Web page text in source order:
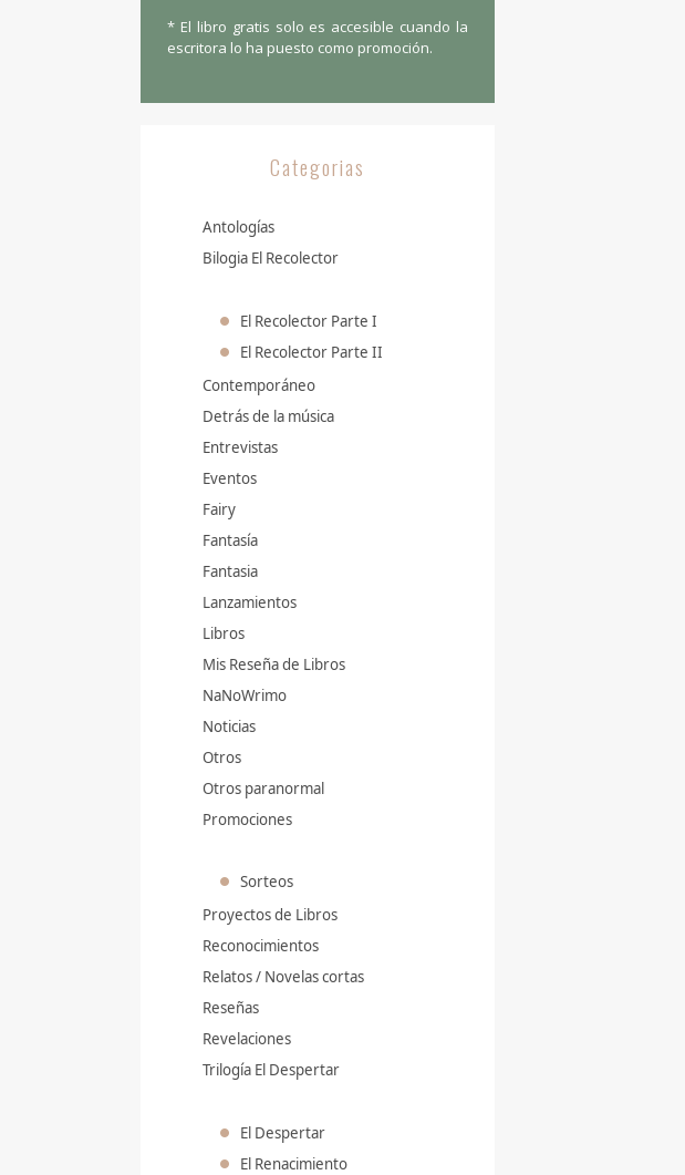
* El libro gratis solo es accesible cuando la
escritora lo ha puesto como promoción.
Categorias
Antologías
Bilogia El Recolector
El Recolector Parte I
El Recolector Parte II
Contemporáneo
Detrás de la música
Entrevistas
Eventos
Fairy
Fantasía
Fantasia
Lanzamientos
Libros
Mis Reseña de Libros
NaNoWrimo
Noticias
Otros
Otros paranormal
Promociones
Sorteos
Proyectos de Libros
Reconocimientos
Relatos / Novelas cortas
Reseñas
Revelaciones
Trilogía El Despertar
El Despertar
El Renacimiento